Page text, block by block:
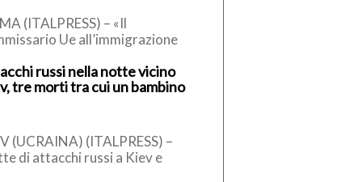
(ITALPRESS) – «Il
Ue all’immigrazione
sospensione dell’accordo di
può essere […]
russi nella notte vicino
tre morti tra cui un bambino
(UCRAINA) (ITALPRESS) –
di attacchi russi a Kiev e